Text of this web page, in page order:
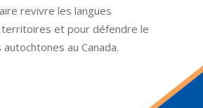
revivre les langues
et pour défendre le
au Canada.